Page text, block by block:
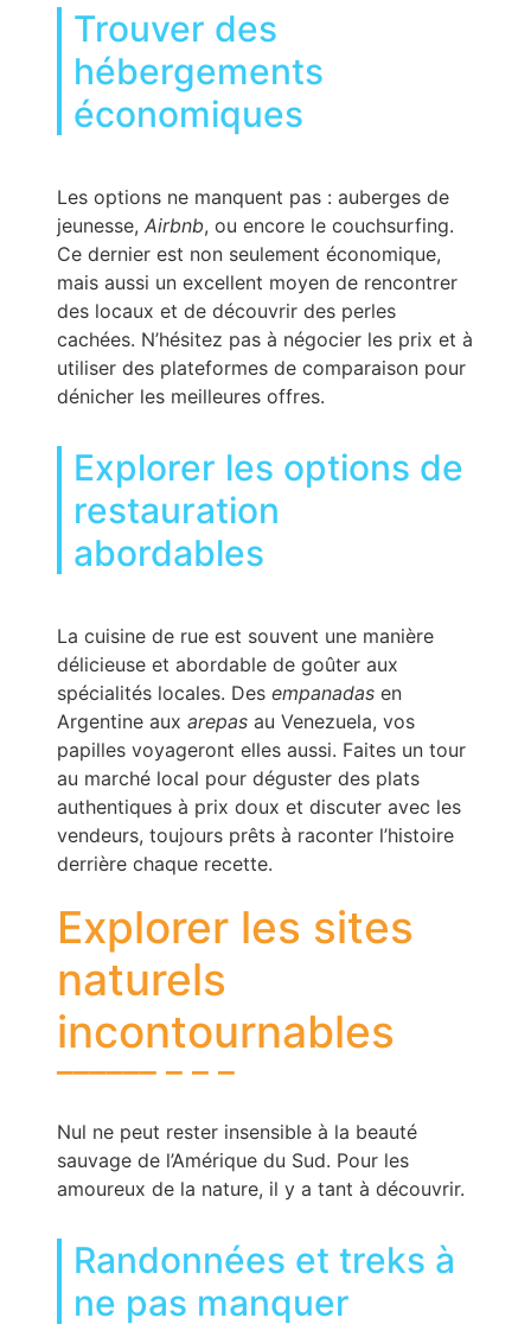
Trouver des
hébergements
économiques
Les options ne manquent pas : auberges de
jeunesse, Airbnb, ou encore le couchsurfing.
Ce dernier est non seulement économique,
mais aussi un excellent moyen de rencontrer
des locaux et de découvrir des perles
cachées. N’hésitez pas à négocier les prix et à
utiliser des plateformes de comparaison pour
dénicher les meilleures offres.
Explorer les options de
restauration
abordables
La cuisine de rue est souvent une manière
délicieuse et abordable de goûter aux
spécialités locales. Des empanadas en
Argentine aux arepas au Venezuela, vos
papilles voyageront elles aussi. Faites un tour
au marché local pour déguster des plats
authentiques à prix doux et discuter avec les
vendeurs, toujours prêts à raconter l’histoire
derrière chaque recette.
Explorer les sites
naturels
incontournables
Nul ne peut rester insensible à la beauté
sauvage de l’Amérique du Sud. Pour les
amoureux de la nature, il y a tant à découvrir.
Randonnées et treks à
ne pas manquer